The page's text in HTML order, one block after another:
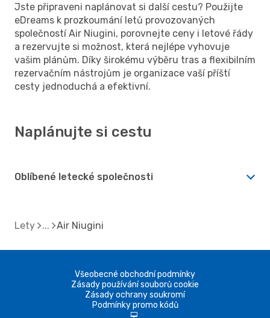
Jste připraveni naplánovat si další cestu? Použijte
eDreams k prozkoumání letů provozovaných
společností Air Niugini, porovnejte ceny i letové řády
a rezervujte si možnost, která nejlépe vyhovuje
vašim plánům. Díky širokému výběru tras a flexibilním
rezervačním nástrojům je organizace vaší příští
cesty jednoduchá a efektivní.
Naplánujte si cestu
Oblíbené letecké společnosti
Lety Air Niugini
Všeobecné obchodní podmínky
Zásady používání souborů cookie
Zásady ochrany soukromí
Podmínky promo kódů
d